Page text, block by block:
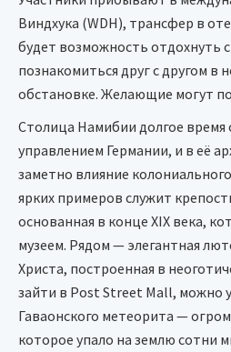
Виндхука (WDH), трансфер в
будет возможность отдохнуть
познакомиться друг с другом в
обстановке. Желающие могут
Столица Намибии долгое время
управлением Германии, и в её
заметно влияние
ярких примеров служит
основанная в конце XIX века,
музеем. Рядом — элегантная
Христа, построенная в
зайти в Post Street Mall, можно
Гаваонского метеорита —
которое упало на землю сотни